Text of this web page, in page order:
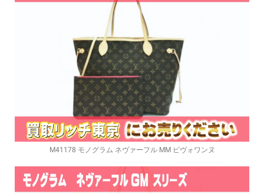
M41178 モノグラム ネヴァーフル MM ピヴォワンヌ